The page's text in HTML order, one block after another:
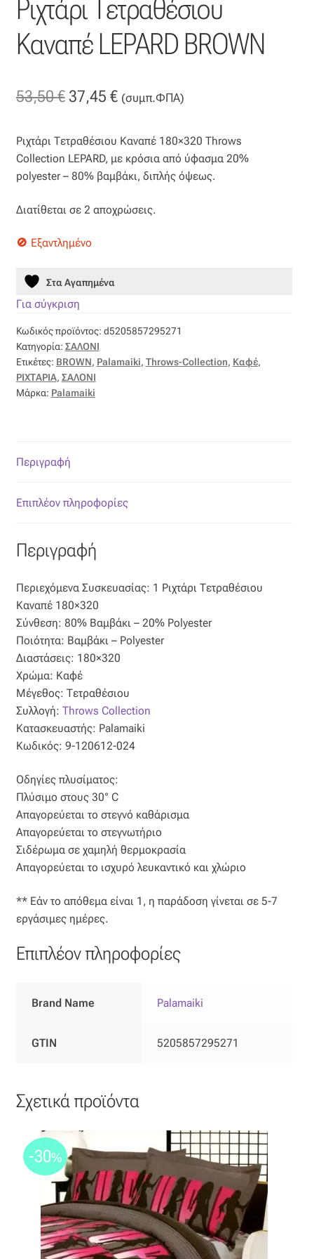
Επιπλόπανο
Ζακάρ
Λινό
Οργάντζα
Οργάντζα διπλή
Οργάντζα με κέντημα
Οργάντζα τσαλακωτή
Σενίλ
Ταφτάς (ταυτάς)
Ταφτάς μεταξωτός
Τζιν
Τρεβίρα
Υφαντό
Φιλ-κουπέ
Φλάμα
Φόδρα
ΠΙΣΤΟΠΟΙΗΣΕΙΣ ΧΑΛΙΩΝ COLORE COLORI
Πληρωμές
Ριχτάρι Τετραθέσιου
Καναπέ LEPARD BROWN
53,50€ Original
was:
53,50 €.
37,45 €Η
τιμή
είναι:
(συμπ.ΦΠΑ)
Ριχτάρι Τετραθέσιου Καναπέ 180×320 Throws
Collection LEPARD, με κρόσια από ύφασμα 20%
polyester – 80% βαμβάκι, διπλής όψεως.
Διατίθεται σε 2 αποχρώσεις.
Εξαντλημένο
Στα Αγαπημένα
Για σύγκριση
Κωδικός προϊόντος: d5205857295271
Κατηγορία: ΣΑΛΟΝΙ
Ετικέτες: BROWN, Palamaiki, Throws-Collection, Καφέ,
ΡΙΧΤΑΡΙΑ, ΣΑΛΟΝΙ
Μάρκα: Palamaiki
Περιγραφή
Επιπλέον πληροφορίες
Περιγραφή
Περιεχόμενα Συσκευασίας: 1 Ριχτάρι Τετραθέσιου
Καναπέ 180×320
Σύνθεση: 80% Βαμβάκι – 20% Polyester
Ποιότητα: Βαμβάκι – Polyester
Διαστάσεις: 180×320
Χρώμα: Καφέ
Μέγεθος: Τετραθέσιου
Συλλογή: Throws Collection
Κατασκευαστής: Palamaiki
Κωδικός: 9-120612-024
Οδηγίες πλυσίματος:
Πλύσιμο στους 30° C
Απαγορεύεται το στεγνό καθάρισμα
Απαγορεύεται το στεγνωτήριο
Σιδέρωμα σε χαμηλή θερμοκρασία
Απαγορεύεται το ισχυρό λευκαντικό και χλώριο
** Εάν το απόθεμα είναι 1, η παράδοση γίνεται σε 5-7
εργάσιμες ημέρες.
Επιπλέον πληροφορίες
Brand Name Palamaiki
GTIN 5205857295271
Σχετικά προϊόντα
-30%